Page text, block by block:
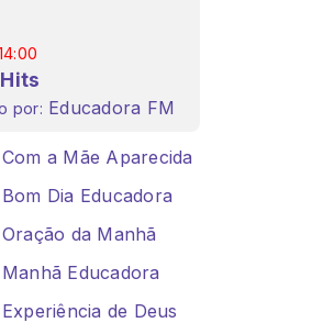
jogos de azar no país
por: Educadora FM
Com a Mãe Aparecida
Bom Dia Educadora
Oração da Manhã
Manhã Educadora
Experiência de Deus